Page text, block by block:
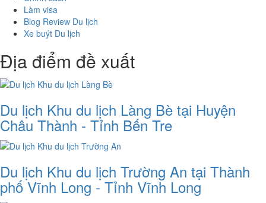
Làm visa
Blog Review Du lịch
Xe buýt Du lịch
Địa điểm đề xuất
Du lịch Khu du lịch Làng Bè tại Huyện
Châu Thành - Tỉnh Bến Tre
Du lịch Khu du lịch Trường An tại Thành
phố Vĩnh Long - Tỉnh Vĩnh Long